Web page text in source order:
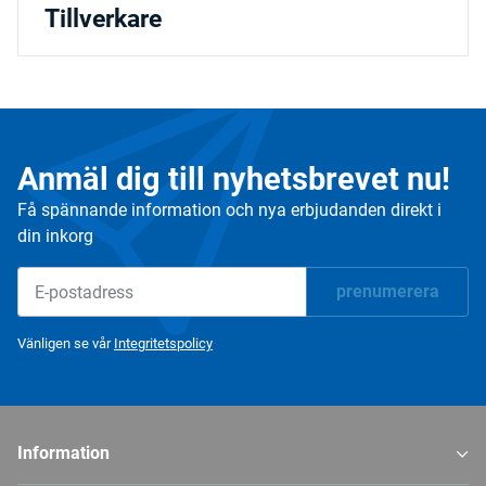
Tillverkare
Anmäl dig till nyhetsbrevet nu!
Få spännande information och nya erbjudanden direkt i
din inkorg
prenumerera
Vänligen se vår Integritetspolicy
Information